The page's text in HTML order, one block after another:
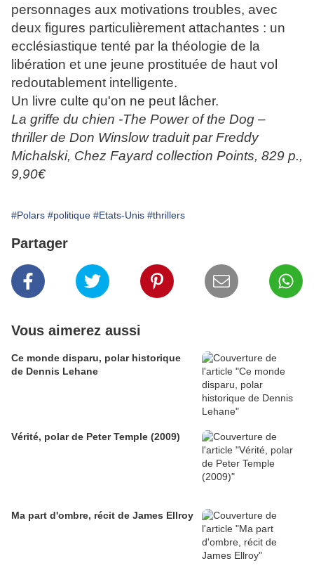
personnages aux motivations troubles, avec
deux figures particulièrement attachantes : un
ecclésiastique tenté par la théologie de la
libération et une jeune prostituée de haut vol
redoutablement intelligente.
Un livre culte qu'on ne peut lâcher.
La griffe du chien -The Power of the Dog –
thriller de Don Winslow traduit par Freddy
Michalski, Chez Fayard collection Points, 829 p.,
9,90€
#Polars #politique #Etats-Unis #thrillers
Partager
Vous aimerez aussi
Ce monde disparu, polar historique
de Dennis Lehane
Vérité, polar de Peter Temple (2009)
Ma part d'ombre, récit de James Ellroy